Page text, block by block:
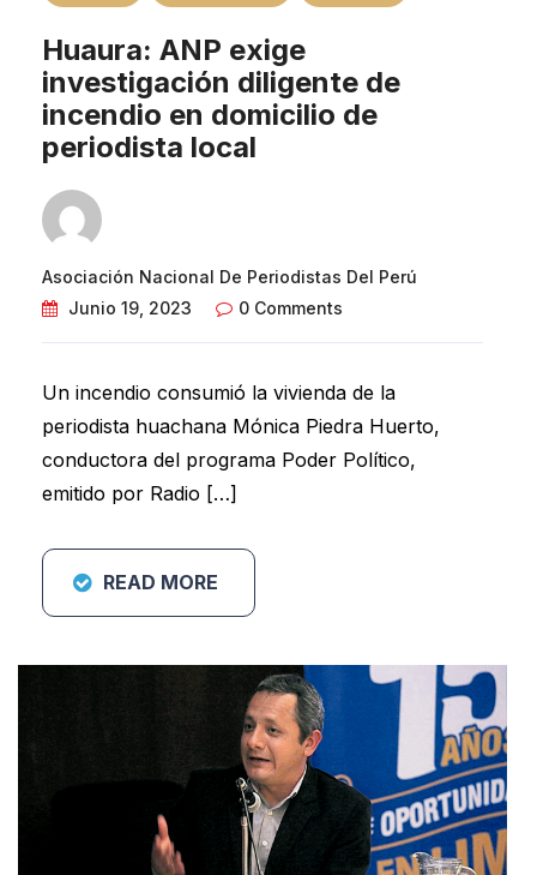
Huaura: ANP exige
investigación diligente de
incendio en domicilio de
periodista local
Asociación Nacional De Periodistas Del Perú
Junio 19, 2023
0 Comments
Un incendio consumió la vivienda de la
periodista huachana Mónica Piedra Huerto,
conductora del programa Poder Político,
emitido por Radio […]
READ MORE